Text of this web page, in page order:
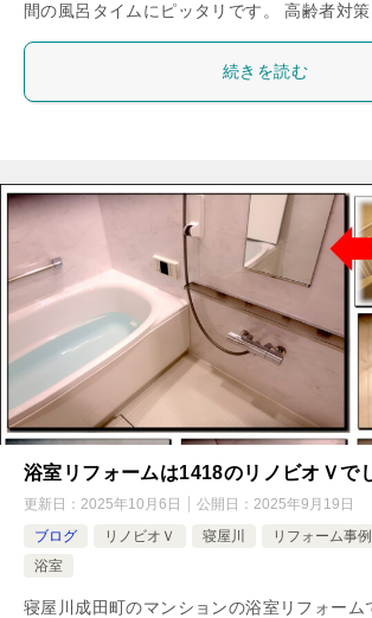
間の風呂タイムにピッタリです。 高齢者対
続きを読む
浴室リフォームは1418のリノビオＶで
更新日： 2025年10月6日 公開日： 2025年9月19日
ブログ
リノビオＶ 寝屋川 リフォーム事例
浴室
寝屋川成田町のマンションの浴室リフォーム